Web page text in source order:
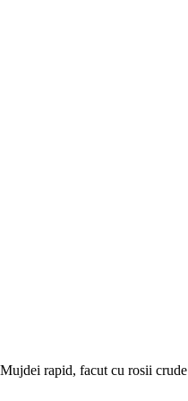
Mujdei rapid, facut cu rosii crude